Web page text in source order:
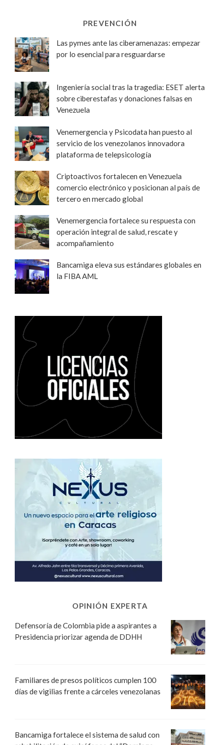
PREVENCIÓN
Las pymes ante las ciberamenazas: empezar
por lo esencial para resguardarse
Ingeniería social tras la tragedia: ESET alerta
sobre ciberestafas y donaciones falsas en
Venezuela
Venemergencia y Psicodata han puesto al
servicio de los venezolanos innovadora
plataforma de telepsicología
Criptoactivos fortalecen en Venezuela
comercio electrónico y posicionan al país de
tercero en mercado global
Venemergencia fortalece su respuesta con
operación integral de salud, rescate y
acompañamiento
Bancamiga eleva sus estándares globales en
la FIBA AML
OPINIÓN EXPERTA
Defensoría de Colombia pide a aspirantes a
Presidencia priorizar agenda de DDHH
Familiares de presos políticos cumplen 100
días de vigilias frente a cárceles venezolanas
Bancamiga fortalece el sistema de salud con